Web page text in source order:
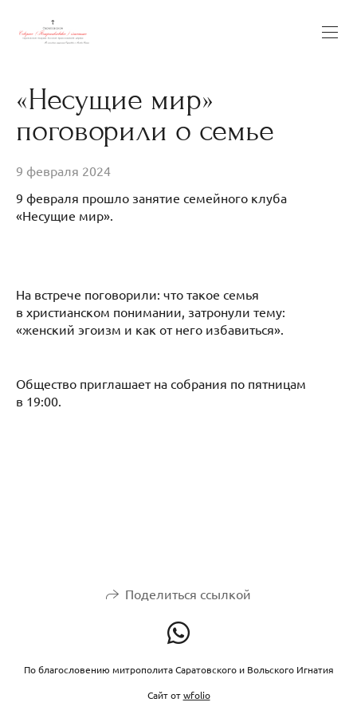
«Несущие мир»
поговорили о семье
9 февраля 2024
9 февраля прошло занятие семейного клуба
«Несущие мир».
На встрече поговорили: что такое семья
в христианском понимании, затронули тему:
«женский эгоизм и как от него избавиться».
Общество приглашает на собрания по пятницам
в 19:00.
Поделиться ссылкой
По благословению митрополита Саратовского и Вольского Игнатия
Сайт отwfolio